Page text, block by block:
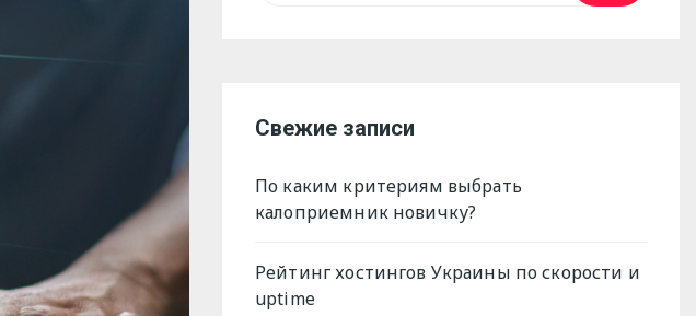
Свежие записи
По каким критериям выбрать
калоприемник новичку?
Рейтинг хостингов Украины по скорости и
uptime